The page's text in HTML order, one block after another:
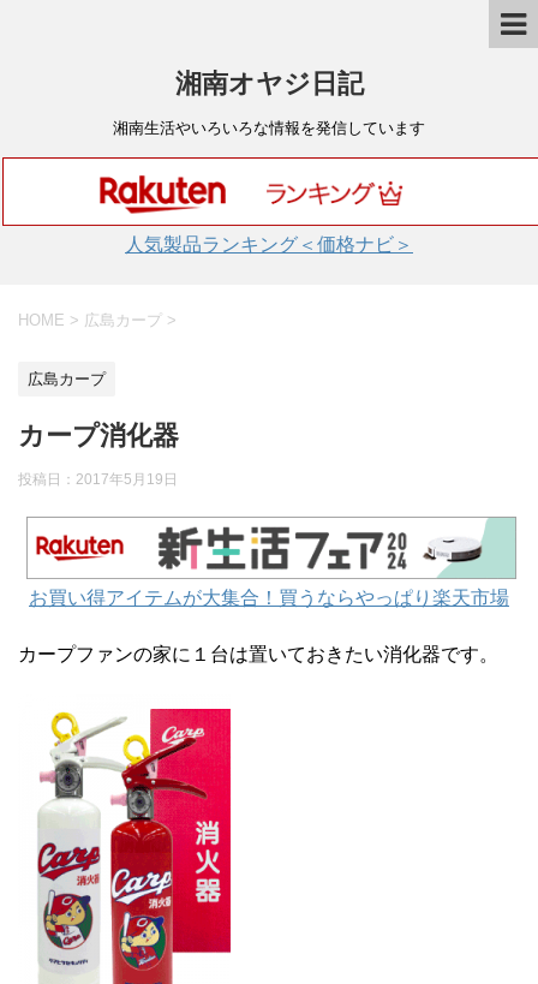
湘南オヤジ日記
湘南生活やいろいろな情報を発信しています
人気製品ランキング＜価格ナビ＞
HOME > 広島カープ >
広島カープ
カープ消化器
投稿日： 2017年5月19日
お買い得アイテムが大集合！買うならやっぱり楽天市場
カープファンの家に１台は置いておきたい消化器です。